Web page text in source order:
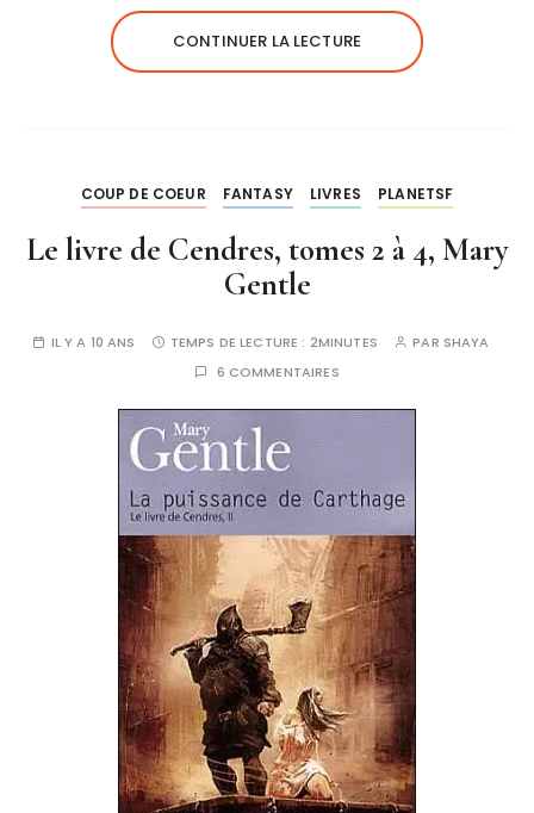
CONTINUER LA LECTURE
COUP DE COEUR FANTASY LIVRES PLANETSF
Le livre de Cendres, tomes 2 à 4, Mary
Gentle
IL Y A 10 ANS TEMPS DE LECTURE : 2MINUTES PAR SHAYA
6 COMMENTAIRES